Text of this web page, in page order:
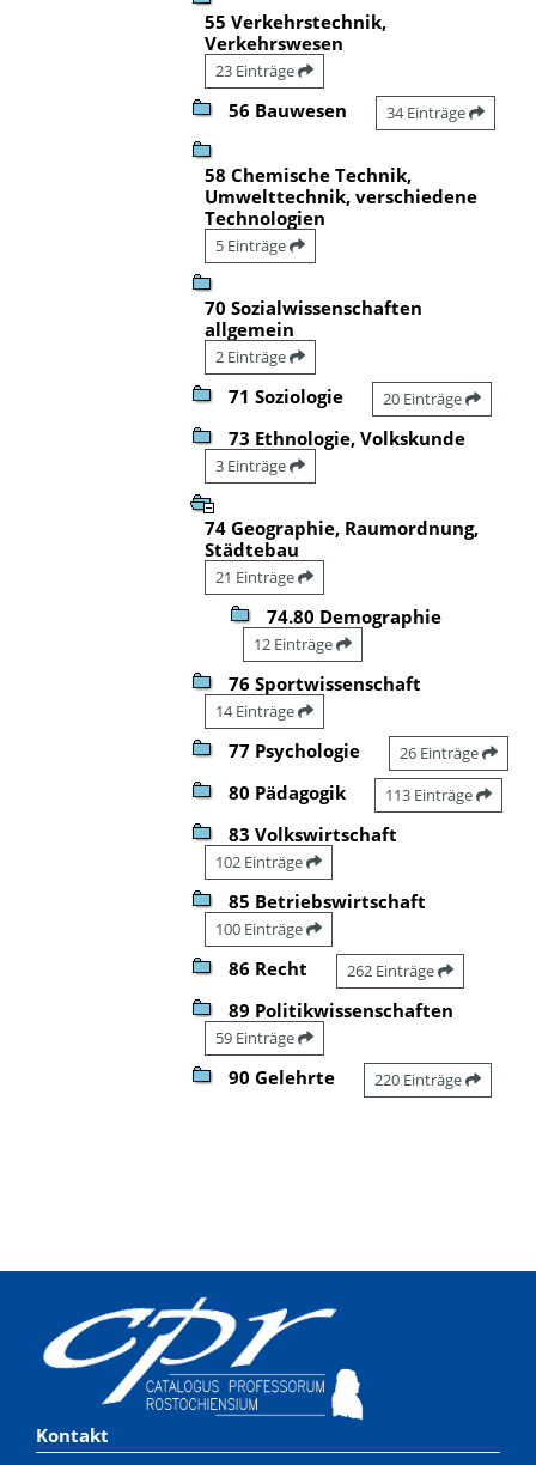
55 Verkehrstechnik,
Verkehrswesen
23 Einträge
56 Bauwesen 34 Einträge
58 Chemische Technik,
Umwelttechnik, verschiedene
Technologien
5 Einträge
70 Sozialwissenschaften
allgemein
2 Einträge
71 Soziologie 20 Einträge
73 Ethnologie, Volkskunde
3 Einträge
74 Geographie, Raumordnung,
Städtebau
21 Einträge
74.80 Demographie
12 Einträge
76 Sportwissenschaft
14 Einträge
77 Psychologie 26 Einträge
80 Pädagogik 113 Einträge
83 Volkswirtschaft
102 Einträge
85 Betriebswirtschaft
100 Einträge
86 Recht 262 Einträge
89 Politikwissenschaften
59 Einträge
90 Gelehrte 220 Einträge
Kontakt